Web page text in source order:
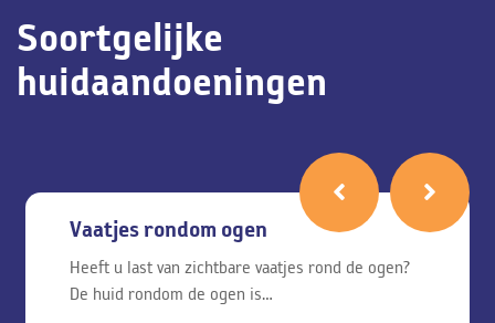
Soortgelijke
huidaandoeningen
Vaatjes rondom ogen
Heeft u last van zichtbare vaatjes rond de ogen?
De huid rondom de ogen is…